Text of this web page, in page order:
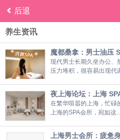
后退
养生资讯
魔都桑拿：男士油压
现代男士长期久坐办公、
压力堆积，很容易出现代
夜上海论坛：上海
在繁华喧嚣的上海，忙碌
上海的SPA会所，宛如这
上海男士会所：疲惫